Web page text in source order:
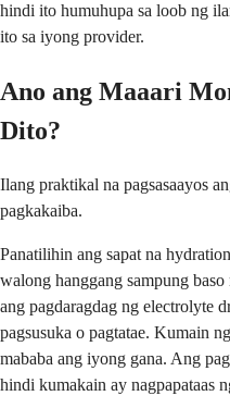
hindi ito humuhupa sa loob ng
ito sa iyong provider.
Ano ang Maaari
Dito?
Ilang praktikal na pagsasaayos
pagkakaiba.
Panatilihin ang sapat na
walong hanggang sampung
ang pagdaragdag ng electrolyte
pagsusuka o pagtatae. Kumain
mababa ang iyong gana. Ang
hindi kumakain ay nagpapataas